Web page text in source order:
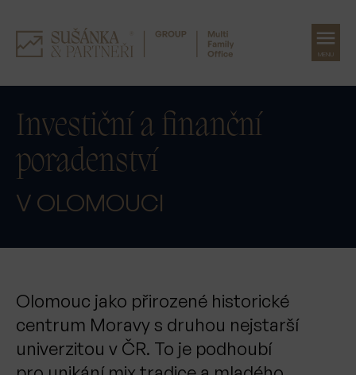
obsah
MENU
Investiční a finanční
poradenství
V OLOMOUCI
Olomouc jako přirozené historické
centrum Moravy s druhou nejstarší
univerzitou v ČR. To je podhoubí